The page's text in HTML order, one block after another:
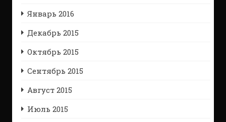
Январь 2016
Декабрь 2015
Октябрь 2015
Сентябрь 2015
Август 2015
Июль 2015